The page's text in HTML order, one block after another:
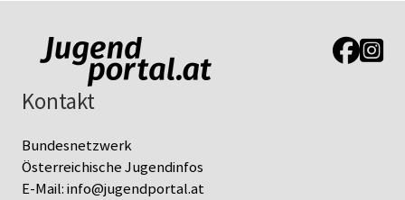
Link zur
Link
Kontakt
Bundesnetzwerk
Österreichische Jugendinfos
E-Mail:info@jugendportal.at